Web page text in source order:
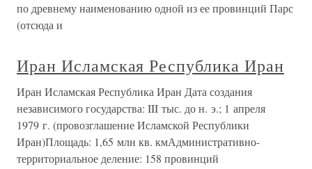
по древнему наименованию одной из ее провинций Парс
(отсюда и
Иран Исламская Республика Иран
Иран Исламская Республика Иран Дата создания
независимого государства: III тыс. до н. э.; 1 апреля
1979 г. (провозглашение Исламской Республики
Иран)Площадь: 1,65 млн кв. кмАдминистративно-
территориальное деление: 158 провинций